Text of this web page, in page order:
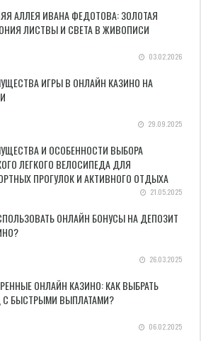
АЛЛЕЯ ИВАНА ФЕДОТОВА: ЗОЛОТАЯ
ЛИСТВЫ И СВЕТА В ЖИВОПИСИ
03.02.2026
ИГРЫ В ОНЛАЙН КАЗИНО НА
29.09.2025
И ОСОБЕННОСТИ ВЫБОРА
ЛЕГКОГО ВЕЛОСИПЕДА ДЛЯ
ПРОГУЛОК И АКТИВНОГО ОТДЫХА
21.05.2025
ОНЛАЙН БОНУСЫ НА ДЕПОЗИТ
26.03.2025
ОНЛАЙН КАЗИНО: КАК ВЫБРАТЬ
С БЫСТРЫМИ ВЫПЛАТАМИ?
06.02.2025